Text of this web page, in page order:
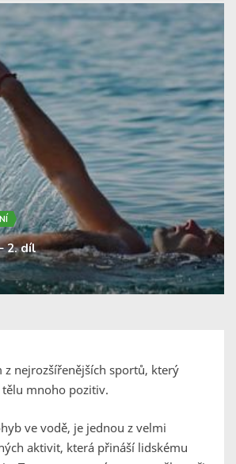
2. díl
z nejrozšířenějších sportů, který
mnoho pozitiv.
ve vodě, je jednou z velmi
aktivit, která přináší lidskému